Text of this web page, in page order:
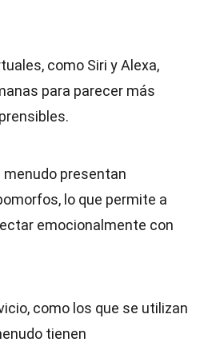
como Siri y Alexa,
para parecer más
menudo presentan
lo que permite a
emocionalmente con
como los que se utilizan
tienen